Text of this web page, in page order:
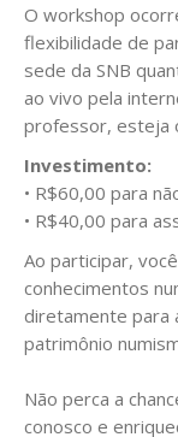
O workshop
flexibilidade de
sede da SNB
ao vivo pela
professor, esteja
Investimento:
• R$60,00 para
• R$40,00 para
Ao participar,
conhecimentos
diretamente para
patrimônio
Não perca a
conosco e